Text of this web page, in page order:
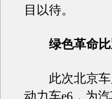
目以待。
绿色革命
此次北京车
动力车e6，为